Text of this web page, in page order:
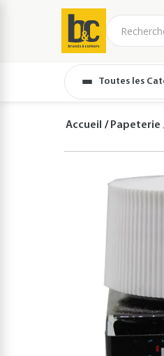
Toutes les
Accueil Papeterie